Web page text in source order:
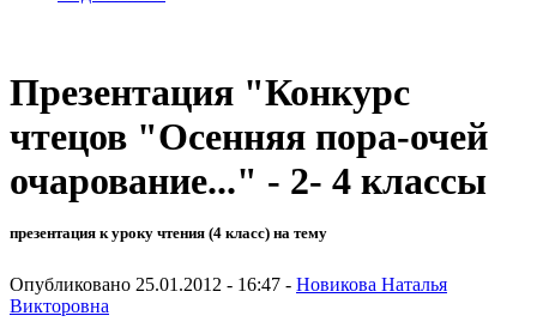
Презентация "Конкурс
чтецов "Осенняя пора-очей
очарование..." - 2- 4 классы
презентация к уроку чтения (4 класс) на тему
Опубликовано 25.01.2012 - 16:47 - Новикова Наталья
Викторовна